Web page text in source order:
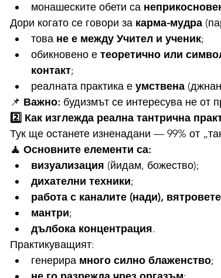
монашеските обети са
Дори когато се говори за карма-мудра
това не е между Учител и ученик;
обикновено е теоретично или
контакт;
реалната практика е умствена
📌 Важно: будизмът се интересува не от
2️⃣ Как изглежда реална тантрична
Тук ще останете изненадани — 99% от
🧘 Основните елементи са:
визуализация (йидам, божество);
дихателни техники;
работа с каналите (нади),
мантри;
дълбока концентрация.
Практикуващият:
генерира много силно блаженство;